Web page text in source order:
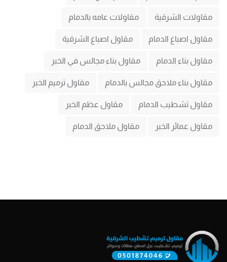
مقاولات الشرقية مقاولات عامه بالدمام
مقاول اصباغ الدمام مقاول اصباغ الشرقية
مقاول بناء الدمام مقاول بناء مجالس في الخبر
مقاول بناء ملاحق مجالس بالدمام مقاول ترميم الخبر
مقاول تشطيب الدمام مقاول عظم الخبر
مقاول عمائر الخبر مقاول ملاحق الدمام